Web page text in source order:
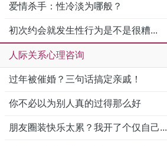
爱情杀手：性冷淡为哪般？
初次约会就发生性行为是不是很糟...
人际关系心理咨询
过年被催婚？三句话搞定亲戚！
你不必以为别人真的过得那么好
朋友圈装快乐太累？我开了个仅自己...